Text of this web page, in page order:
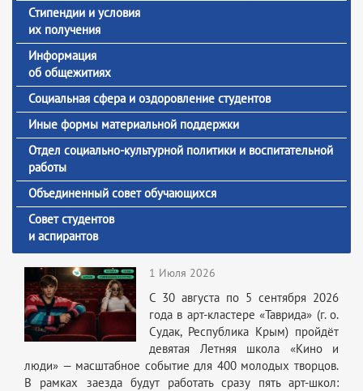
Стипендии и условия
их получения
Информация
об общежитиях
Социальная сфера и оздоровление студентов
Иные формы материальной поддержки
Отдел социально-культурной политики и воспитательной
работы
Объединенный совет обучающихся
Совет студентов
и аспирантов
1 Июля 2026
С 30 августа по 5 сентября 2026
года в арт‑кластере «Таврида» (г. о.
Судак, Республика Крым) пройдёт
девятая Летняя школа «Кино и
люди» — масштабное событие для 400 молодых творцов.
В рамках заезда будут работать сразу пять арт‑школ: